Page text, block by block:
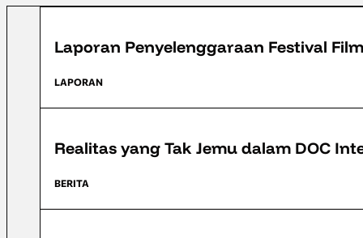
Laporan Penyelenggaraan Festival
LAPORAN
Realitas yang Tak Jemu dalam DOC
BERITA